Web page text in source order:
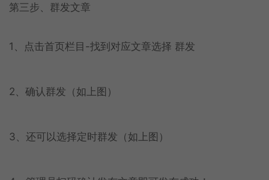
第三步、群发文章
1、点击首页栏目-找到对应文章选择 群发
2、确认群发（如上图）
3、还可以选择定时群发（如上图）